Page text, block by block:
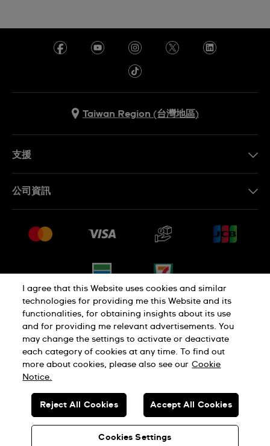
Taiwan Region (台灣地區)
支援
銷售條款
公司資訊
工作機會
隱私權政策 Cookie Notice
使用者條款
瑞士製造
I agree that this Website uses cookies and similar
technologies for providing me this Website and its
functionalities, for obtaining insights about its use
and for providing me relevant advertisements. You
may change the settings to activate or deactivate
each category of cookies at any time. To find out
more about cookies, please also see our Cookie
Notice.
Cookies Settings
Reject All Cookies Accept All Cookies